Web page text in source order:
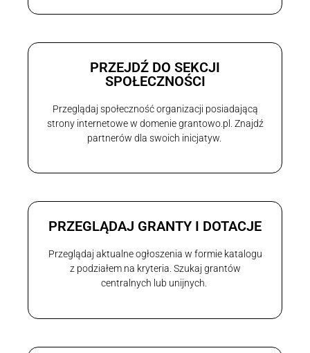
PRZEJDŹ DO SEKCJI
SPOŁECZNOŚCI
Przeglądaj społeczność organizacji posiadającą
strony internetowe w domenie grantowo.pl. Znajdź
partnerów dla swoich inicjatyw.
PRZEGLĄDAJ GRANTY I DOTACJE
Przeglądaj aktualne ogłoszenia w formie katalogu
z podziałem na kryteria. Szukaj grantów
centralnych lub unijnych.